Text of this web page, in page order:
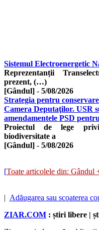
Sistemul Electroenergetic
Reprezentanții
prezent, (…)
[Gândul] - 5/08/2026
Strategia pentru
Camera Deputaţilor. USR
amendamentele PSD
Proiectul de lege
biodiversitate a
[Gândul] - 5/08/2026
[Toate articolele din: Gândul
| Adăugarea sau scoaterea
ZIAR.COM : știri libere |